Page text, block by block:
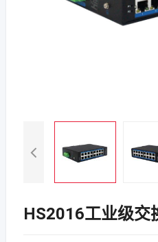
HS2016工业级交